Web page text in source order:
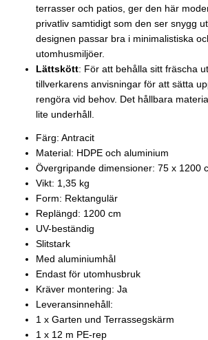
terrasser och patios, ger den här
privatliv samtidigt som den ser snygg
designen passar bra i minimalistiska
utomhusmiljöer.
Lättskött: För att behålla sitt fräscha
tillverkarens anvisningar för att sätta
rengöra vid behov. Det hållbara
lite underhåll.
Färg: Antracit
Material: HDPE och aluminium
Övergripande dimensioner: 75 x 1200
Vikt: 1,35 kg
Form: Rektangulär
Replängd: 1200 cm
UV-beständig
Slitstark
Med aluminiumhål
Endast för utomhusbruk
Kräver montering: Ja
Leveransinnehåll:
1 x Garten und Terrassegskärm
1 x 12 m PE-rep